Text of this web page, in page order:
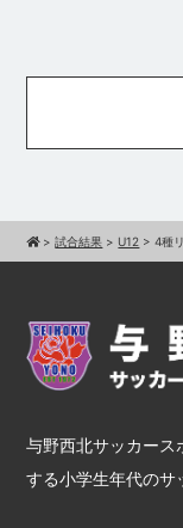
>試合結果 > U12 >4種
与野西北サッカース
する小学生年代のサ